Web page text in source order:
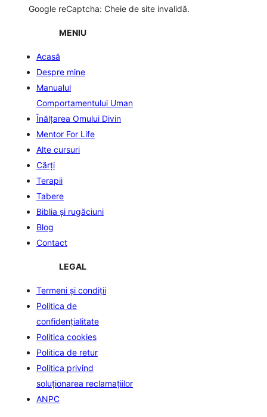
Google reCaptcha: Cheie de site invalidă.
MENIU
Acasă
Despre mine
Manualul
Comportamentului Uman
Înălţarea Omului Divin
Mentor For Life
Alte cursuri
Cărți
Terapii
Tabere
Biblia şi rugăciuni
Blog
Contact
LEGAL
Termeni și condiții
Politica de
confidenţialitate
Politica cookies
Politica de retur
Politica privind
soluționarea reclamațiilor
ANPC